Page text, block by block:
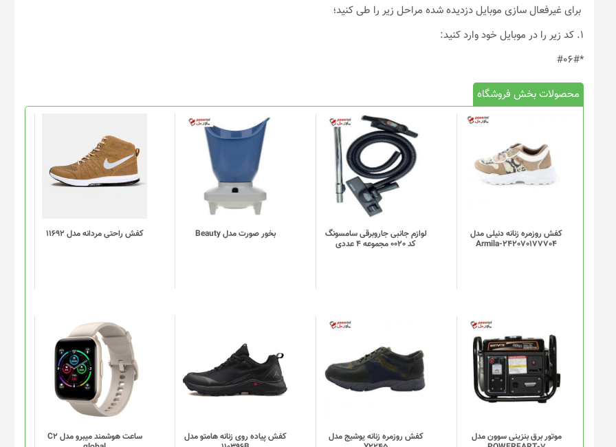
برای غیرفعال سازی موبایل دزدیده شده مراحل زیر را طی کنید؛
۱. کد زیر را در موبایل خود وارد کنید:
*#۰۶#
محصولات بخش فروشگاه
کفش روزمره زنانه دنیلی مدل
Armila-242070177704
لوازم جانبی جاروبرقی سامسونگ
کد 0020 مجموعه 4 عددی
بخور صورت مدل Beauty کفش راحتی مردانه مدل 11692
محصول
دارای
انواع
مختلفی
گزینه
محصول
انتخاب
شوند
موتور برق بنزینی سوون مدل
کفش روزمره زنانه یوشیج مدل
کفش پیاده روی زنانه هامتو مدل
محصول
دارای
انواع
مختلفی
گزینه
ساعت هوشمند میبرو مدل C2
این
محصول
دارای
انواع
مختلفی
می
گزینه